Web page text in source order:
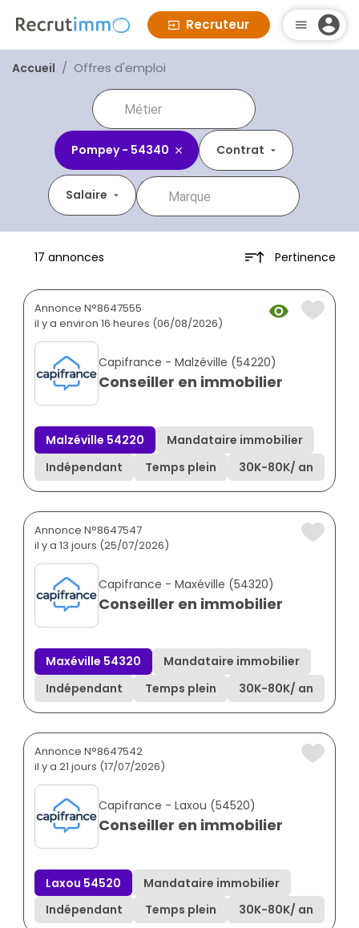
Recruteur
Accueil Offres d'emploi
Pompey - 54340 Contrat
Salaire
17 annonces Pertinence
Annonce N°8647555
il y a environ 16 heures (06/08/2026)
Capifrance - Malzéville (54220)
Conseiller en immobilier
Malzéville 54220
Mandataire immobilier
Indépendant
Temps plein 30K-80K/ an
Annonce N°8647547
il y a 13 jours (25/07/2026)
Capifrance - Maxéville (54320)
Conseiller en immobilier
Maxéville 54320
Mandataire immobilier
Indépendant
Temps plein 30K-80K/ an
Annonce N°8647542
il y a 21 jours (17/07/2026)
Capifrance - Laxou (54520)
Conseiller en immobilier
Laxou 54520
Mandataire immobilier
Indépendant
Temps plein 30K-80K/ an